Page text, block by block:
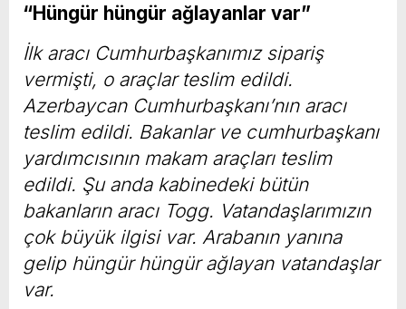
“Hüngür hüngür ağlayanlar var”
İlk aracı Cumhurbaşkanımız sipariş
vermişti, o araçlar teslim edildi.
Azerbaycan Cumhurbaşkanı’nın aracı
teslim edildi. Bakanlar ve cumhurbaşkanı
yardımcısının makam araçları teslim
edildi. Şu anda kabinedeki bütün
bakanların aracı Togg. Vatandaşlarımızın
çok büyük ilgisi var. Arabanın yanına
gelip hüngür hüngür ağlayan vatandaşlar
var.